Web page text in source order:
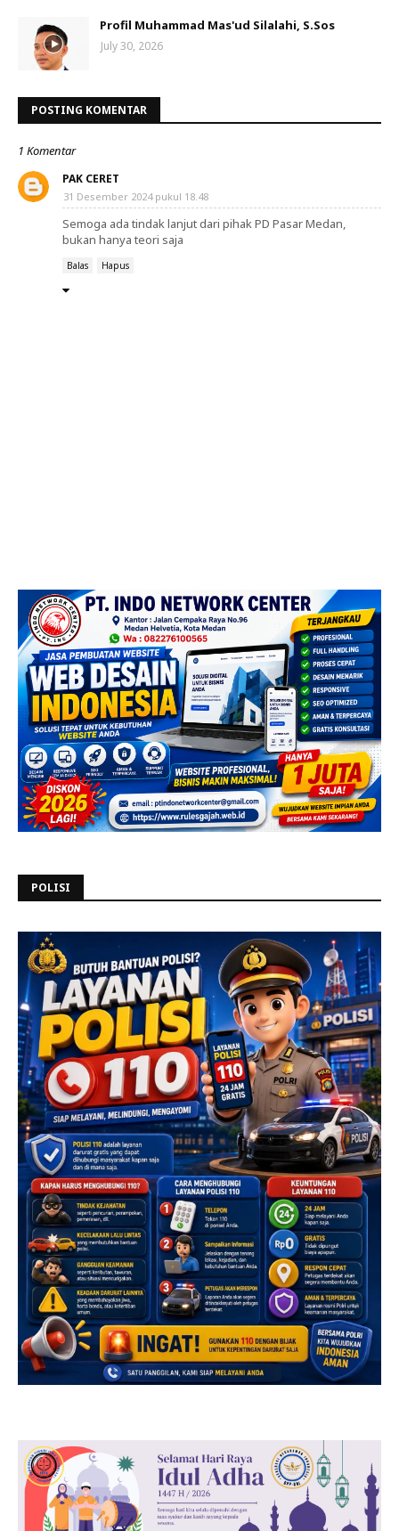
Profil Muhammad Mas'ud Silalahi, S.Sos
July 30, 2026
POSTING KOMENTAR
1 Komentar
PAK CERET
31 Desember 2024 pukul 18.48
Semoga ada tindak lanjut dari pihak PD Pasar Medan,
bukan hanya teori saja
Balas Hapus
POLISI